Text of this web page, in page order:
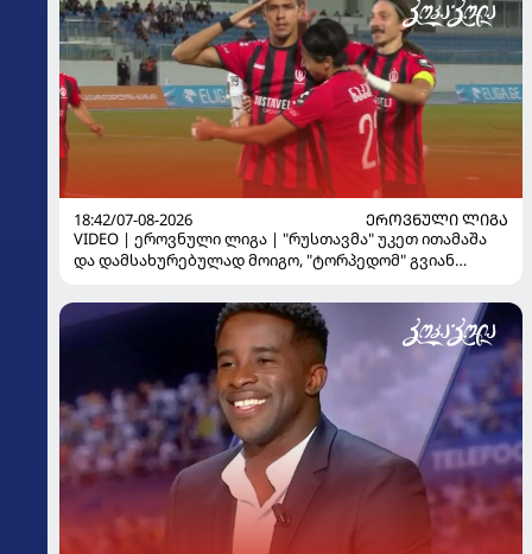
18:42/07-08-2026
ᲔᲠᲝᲕᲜᲣᲚᲘ ᲚᲘᲒᲐ
VIDEO | ეროვნული ლიგა | "რუსთავმა" უკეთ ითამაშა
და დამსახურებულად მოიგო, "ტორპედომ" გვიან